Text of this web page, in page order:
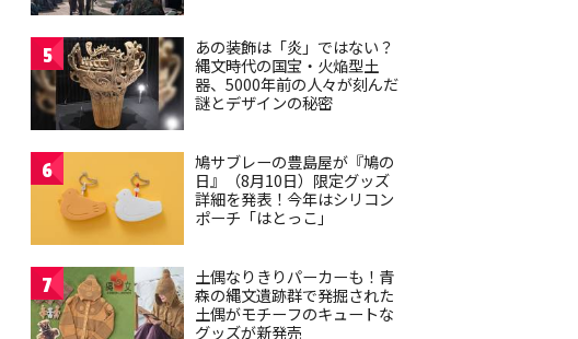
5
あの装飾は「炎」ではない？
縄文時代の国宝・火焔型土
器、5000年前の人々が刻んだ
謎とデザインの秘密
6
鳩サブレーの豊島屋が『鳩の
日』（8月10日）限定グッズ
詳細を発表！今年はシリコン
ポーチ「はとっこ」
7
土偶なりきりパーカーも！青
森の縄文遺跡群で発掘された
土偶がモチーフのキュートな
グッズが新発売